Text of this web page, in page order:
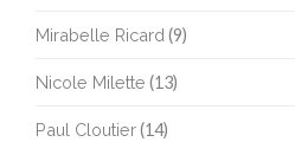
Mirabelle Ricard (9)
Nicole Milette (13)
Paul Cloutier(14)